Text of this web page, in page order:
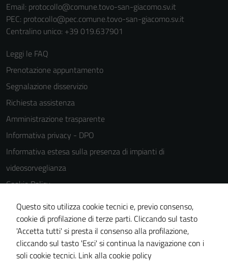
Email: protocollo@comune.tovo-san-giacomo.sv.it
PEC: protocollo@pec.comune.tovo-san-giacomo.sv.it
Centralino unico: +39 019.637901
Leggi le FAQ
Prenotazione appuntamento
Segnalazione disservizio
Richiesta assistenza
Amministrazione trasparente
Informativa privacy - DPO
Informativa estesa sulla presenza di impianti di
videosorveglianza
Cookie Policy
Note legali
Dichiarazione di accessibilità
Piano di miglioramento del sito
Statistiche sito web
Questo sito utilizza cookie tecnici e, previo consenso,
cookie di profilazione di terze parti. Cliccando sul tasto
'Accetta tutti' si presta il consenso alla profilazione,
cliccando sul tasto 'Esci' si continua la navigazione con i
soli cookie tecnici. Link alla cookie policy
sono necessari
per il